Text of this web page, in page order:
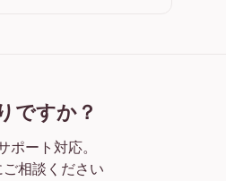
ですか？
ポート対応。
ご相談ください